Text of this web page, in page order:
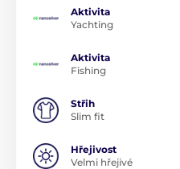
Aktivita
Yachting
Aktivita
Fishing
Střih
Slim fit
Hřejivost
Velmi hřejivé